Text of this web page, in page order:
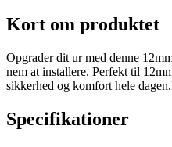
Kort om produktet
Opgrader dit ur med denne
nem at installere. Perfekt til
sikkerhed og komfort hele dagen.
Specifikationer